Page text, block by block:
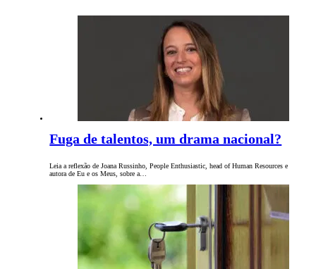
Fuga de talentos, um drama nacional?
Leia a reflexão de Joana Russinho, People Enthusiastic, head of Human Resources e
autora de Eu e os Meus, sobre a…